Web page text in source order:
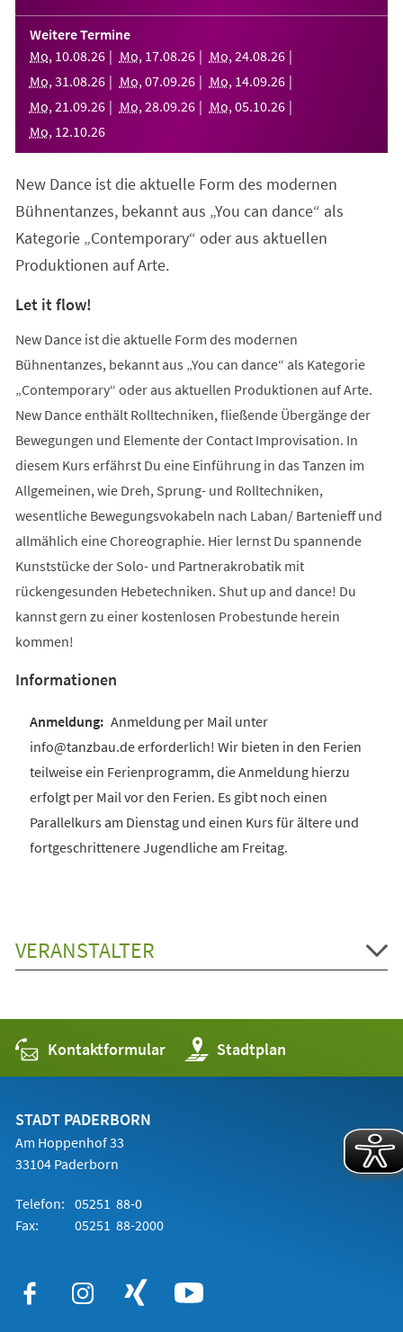
Weitere Termine
Mo, 10.08.26 Mo, 17.08.26 Mo, 24.08.26
Mo, 31 .08.26 Mo, 07.09.26 Mo, 14.09.26
Mo, 21 .09.26 Mo, 28.09.26 Mo, 05.10.26
Mo, 12.10.26
New Dance ist die aktuelle Form des modernen
Bühnentanzes, bekannt aus „You can dance“ als
Kategorie „Contemporary“ oder aus aktuellen
Produktionen auf Arte.
Let it flow!
New Dance ist die aktuelle Form des modernen
Bühnentanzes, bekannt aus „You can dance“ als Kategorie
„Contemporary“ oder aus aktuellen Produktionen auf Arte.
New Dance enthält Rolltechniken, fließende Übergänge der
Bewegungen und Elemente der Contact Improvisation. In
diesem Kurs erfährst Du eine Einführung in das Tanzen im
Allgemeinen, wie Dreh, Sprung- und Rolltechniken,
wesentliche Bewegungsvokabeln nach Laban/ Bartenieff und
allmählich eine Choreographie. Hier lernst Du spannende
Kunststücke der Solo- und Partnerakrobatik mit
rückengesunden Hebetechniken. Shut up and dance! Du
kannst gern zu einer kostenlosen Probestunde herein
kommen!
Informationen
Anmeldung per Mail unter
info@tanzbau.de erforderlich! Wir bieten in den Ferien
teilweise ein Ferienprogramm, die Anmeldung hierzu
erfolgt per Mail vor den Ferien. Es gibt noch einen
Parallelkurs am Dienstag und einen Kurs für ältere und
fortgeschrittenere Jugendliche am Freitag.
VERANSTALTER
Kontaktformular Stadtplan
(Öffnet
in
einem
STADT PADERBORN
Am Hoppenhof 33
33104 Paderborn
Telefon: 05251 88-0
Fax:
05251 88-2000